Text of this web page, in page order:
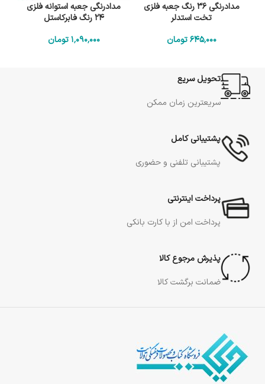
مدادرنگی 36 رنگ جعبه فلزی
تخت استدلر
645٬000 تومان
مدادرنگی جعبه استوانه فلزی
24 رنگ فابرکاستل
1٬090٬000 تومان
تحویل سریع
سریعترین زمان ممکن
پشتیبانی کامل
پشتیبانی تلفنی و حضوری
پرداخت اینترنتی
پرداخت امن از با کارت بانکی
پذیرش مرجوع کالا
ضمانت برگشت کالا